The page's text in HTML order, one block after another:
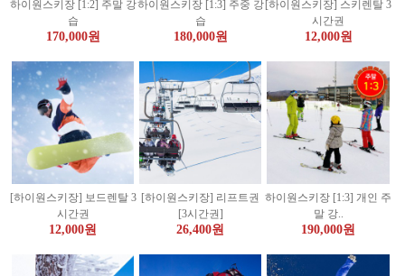
하이원스키장 [1:2] 주말 강
습
170,000원
하이원스키장 [1:3] 주중 강
습
180,000원
[하이원스키장] 스키렌탈 3
시간권
12,000원
[하이원스키장] 보드렌탈 3
시간권
12,000원
[하이원스키장] 리프트권
[3시간권]
26,400원
하이원스키장 [1:3] 개인 주
말 강..
190,000원